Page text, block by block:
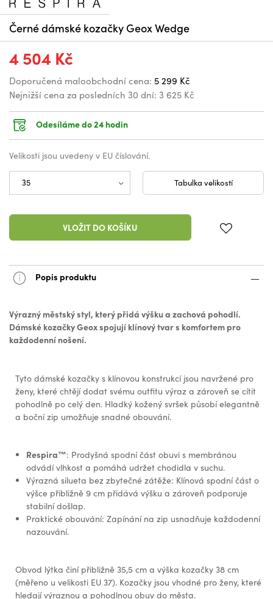
Černé dámské kozačky Geox Wedge
4 504 Kč
Doporučená maloobchodní cena: 5 299 Kč
Nejnižší cena za posledních 30 dní: 3 625 Kč
Odesíláme do 24 hodin
Velikosti jsou uvedeny v EU číslování.
Tabulka velikostí
VLOŽIT DO KOŠÍKU
Popis produktu
Výrazný městský styl, který přidá výšku a zachová pohodlí.
Dámské kozačky Geox spojují klínový tvar s komfortem pro
každodenní nošení.
Tyto dámské kozačky s klínovou konstrukcí jsou navržené pro
ženy, které chtějí dodat svému outfitu výraz a zároveň se cítit
pohodlně po celý den. Hladký kožený svršek působí elegantně
a boční zip umožňuje snadné obouvání.
Respira™: Prodyšná spodní část obuvi s membránou
odvádí vlhkost a pomáhá udržet chodidla v suchu.
Výrazná silueta bez zbytečné zátěže: Klínová spodní část o
výšce přibližně 9 cm přidává výšku a zároveň podporuje
stabilní došlap.
Praktické obouvání: Zapínání na zip usnadňuje každodenní
nazouvání.
Obvod lýtka činí přibližně 35,5 cm a výška kozačky 38 cm
(měřeno u velikosti EU 37). Kozačky jsou vhodné pro ženy, které
hledají výraznou a pohodlnou obuv do města.